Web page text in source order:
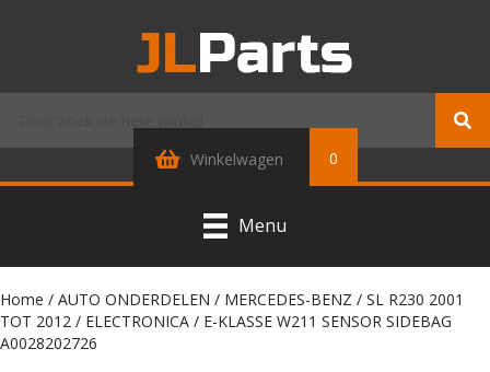
Winkelwagen 0
Menu
Home / AUTO ONDERDELEN / MERCEDES-BENZ / SL R230 2001
TOT 2012 / ELECTRONICA / E-KLASSE W211 SENSOR SIDEBAG
A0028202726